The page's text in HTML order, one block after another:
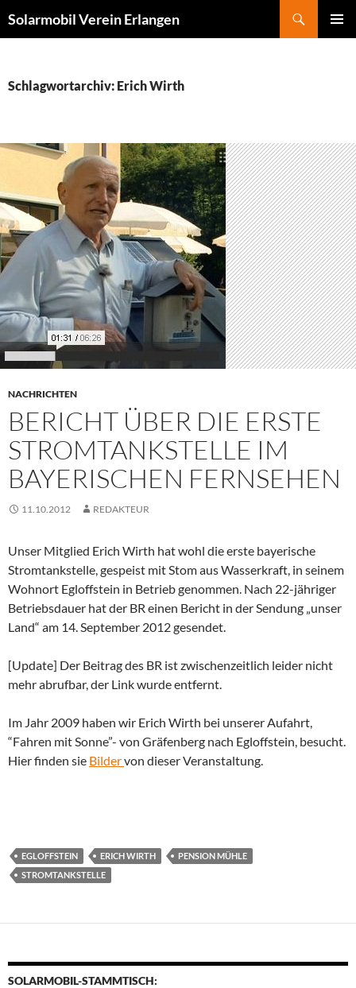
Inhalt
Solarmobil Verein Erlangen
Schlagwortarchiv: Erich Wirth
NACHRICHTEN
BERICHT ÜBER DIE ERSTE
STROMTANKSTELLE IM
BAYERISCHEN FERNSEHEN
11.10.2012 REDAKTEUR
Unser Mitglied Erich Wirth hat wohl die erste bayerische
Stromtankstelle, gespeist mit Stom aus Wasserkraft, in seinem
Wohnort Egloffstein in Betrieb genommen. Nach 22-jähriger
Betriebsdauer hat der BR einen Bericht in der Sendung „unser
Land“ am 14. September 2012 gesendet.
[Update] Der Beitrag des BR ist zwischenzeitlich leider nicht
mehr abrufbar, der Link wurde entfernt.
Im Jahr 2009 haben wir Erich Wirth bei unserer Aufahrt,
“Fahren mit Sonne”- von Gräfenberg nach Egloffstein, besucht.
Hier finden sie Bildervon dieser Veranstaltung.
EGLOFFSTEIN ERICH WIRTH
PENSION MÜHLE
STROMTANKSTELLE
SOLARMOBIL-STAMMTISCH: